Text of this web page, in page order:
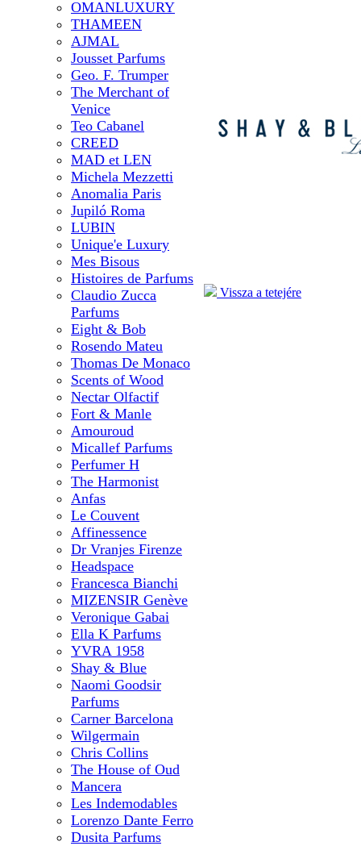
OMANLUXURY
THAMEEN
AJMAL
Jousset Parfums
Geo. F. Trumper
The Merchant of
Venice
Teo Cabanel
CREED
MAD et LEN
Michela Mezzetti
Anomalia Paris
Jupiló Roma
LUBIN
Unique'e Luxury
Mes Bisous
Histoires de Parfums
Claudio Zucca
Parfums
Eight & Bob
Rosendo Mateu
Thomas De Monaco
Scents of Wood
Nectar Olfactif
Fort & Manle
Amouroud
Micallef Parfums
Perfumer H
The Harmonist
Anfas
Le Couvent
Affinessence
Dr Vranjes Firenze
Headspace
Francesca Bianchi
MIZENSIR Genève
Veronique Gabai
Ella K Parfums
YVRA 1958
Shay & Blue
Naomi Goodsir
Parfums
Carner Barcelona
Wilgermain
Chris Collins
The House of Oud
Mancera
Les Indemodables
Lorenzo Dante Ferro
Dusita Parfums
Vissza a tetejére